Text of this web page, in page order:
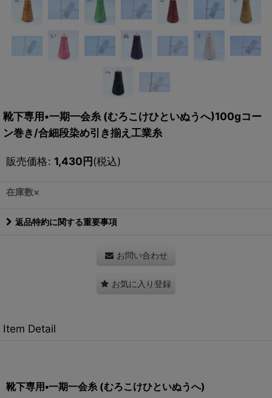
靴下専用•一期一会糸 (むろこけひといぬうへ)100gコー
ン巻き/合細段染め引き揃え工業糸
販売価格: 1,430円(税込)
在庫数×
返品特約に関する重要事項
お問い合わせ
お気に入り登録
Item Detail
靴下専用•一期一会糸 (むろこけひといぬうへ)